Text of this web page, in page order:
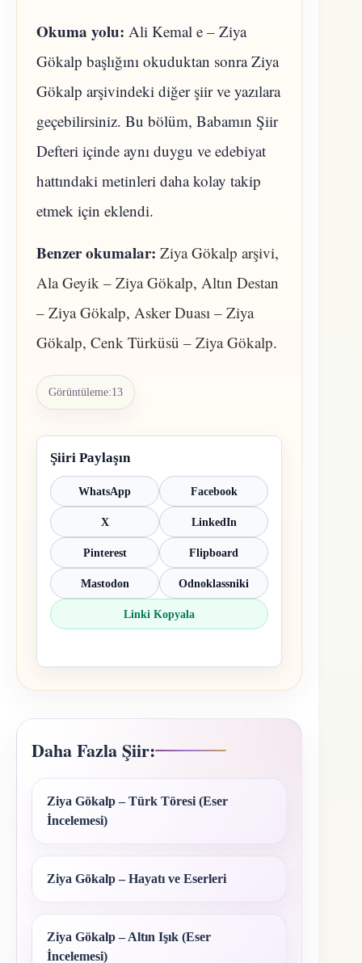
Okuma yolu: Ali Kemal e – Ziya
Gökalp başlığını okuduktan sonra Ziya
Gökalp arşivindeki diğer şiir ve yazılara
geçebilirsiniz. Bu bölüm, Babamın Şiir
Defteri içinde aynı duygu ve edebiyat
hattındaki metinleri daha kolay takip
etmek için eklendi.
Benzer okumalar: Ziya Gökalp arşivi,
Ala Geyik – Ziya Gökalp, Altın Destan
– Ziya Gökalp, Asker Duası – Ziya
Gökalp, Cenk Türküsü – Ziya Gökalp.
Görüntüleme:13
Şiiri Paylaşın
WhatsApp Facebook
X LinkedIn
Pinterest Flipboard
Mastodon Odnoklassniki
Linki Kopyala
Daha Fazla Şiir:
Ziya Gökalp – Türk Töresi (Eser
İncelemesi)
Ziya Gökalp – Hayatı ve Eserleri
Ziya Gökalp – Altın Işık (Eser
İncelemesi)